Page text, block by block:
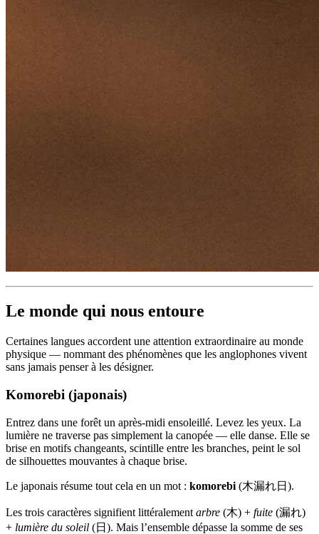
Le monde qui nous entoure
Certaines langues accordent une attention extraordinaire au monde
physique — nommant des phénomènes que les anglophones vivent
sans jamais penser à les désigner.
Komorebi (japonais)
Entrez dans une forêt un après-midi ensoleillé. Levez les yeux. La
lumière ne traverse pas simplement la canopée — elle danse. Elle se
brise en motifs changeants, scintille entre les branches, peint le sol
de silhouettes mouvantes à chaque brise.
Le japonais résume tout cela en un mot : komorebi (木漏れ日).
Les trois caractères signifient littéralement arbre (木) + fuite (漏れ)
+ lumière du soleil (日). Mais l’ensemble dépasse la somme de ses